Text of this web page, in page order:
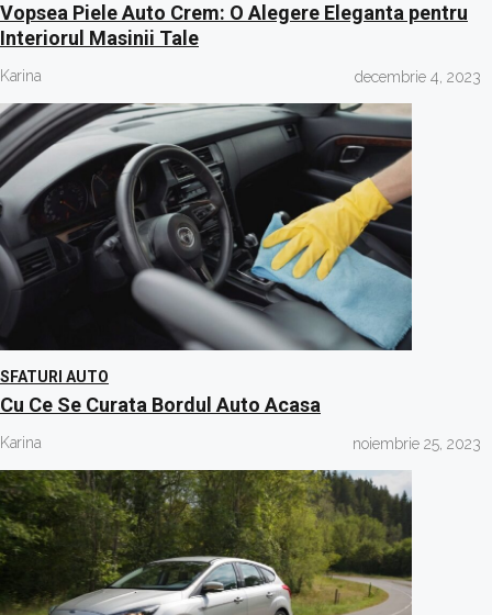
Vopsea Piele Auto Crem: O Alegere Eleganta pentru
Interiorul Masinii Tale
Karina decembrie 4, 2023
SFATURI AUTO
Cu Ce Se Curata Bordul Auto Acasa
Karina noiembrie 25, 2023